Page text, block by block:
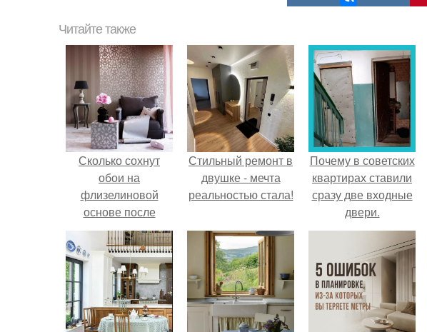
Читайте также
Сколько сохнут
обои на
флизелиновой
основе после
поклейки. Когда
высохнет клей?
Стильный ремонт в
двушке - мечта
реальностью стала!
Почему в советских
квартирах ставили
сразу две входные
двери.